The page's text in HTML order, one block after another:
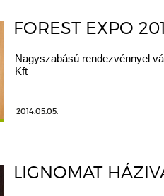
FOREST EXPO
Nagyszabású rendezvénnyel
Kft
2014.05.05.
LIGNOMAT